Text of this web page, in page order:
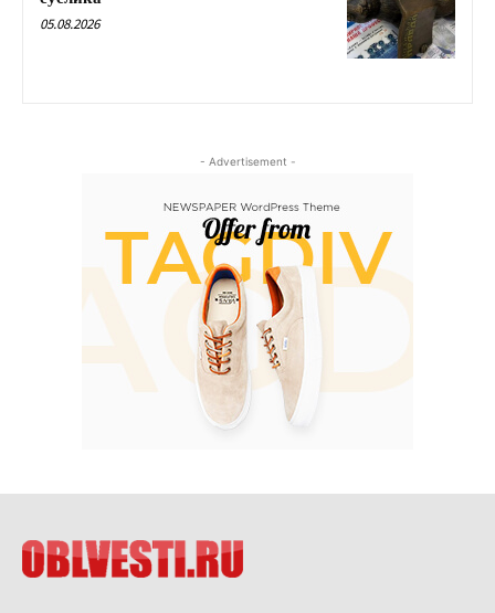
05.08.2026
- Advertisement -